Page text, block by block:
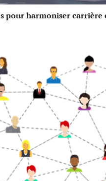
pour harmoniser